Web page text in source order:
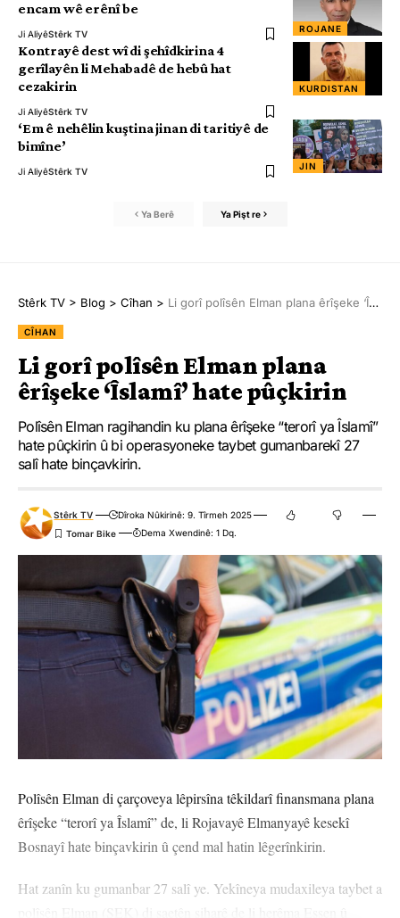
ROJANE
encam wê erênî be
Ji AliyêStêrk TV
KURDISTAN
Kontrayê dest wî di şehîdkirina 4
gerîlayên li Mehabadê de hebû hat
cezakirin
Ji AliyêStêrk TV
JIN
‘Em ê nehêlin kuştina jinan di taritiyê de
bimîne’
Ji AliyêStêrk TV
Ya Berê Ya Pişt re
Stêrk TV > Blog > Cîhan > Li gorî polîsên Elman plana êrîşeke ‘Îslamî’ hate pûçkirin
CÎHAN
Li gorî polîsên Elman plana
êrîşeke ‘Îslamî’ hate pûçkirin
Polîsên Elman ragihandin ku plana êrîşeke “terorî ya Îslamî”
hate pûçkirin û bi operasyoneke taybet gumanbarekî 27
salî hate binçavkirin.
Stêrk TV
Dîroka Nûkirinê: 9. Tîrmeh 2025
Dema Xwendinê: 1 Dq.
Polîsên Elman di çarçoveya lêpirsîna têkildarî finansmana plana
êrîşeke “terorî ya Îslamî” de, li Rojavayê Elmanyayê kesekî
Bosnayî hate binçavkirin û çend mal hatin lêgerînkirin.
Hat zanîn ku gumanbar 27 salî ye. Yekîneya mudaxileya taybet a